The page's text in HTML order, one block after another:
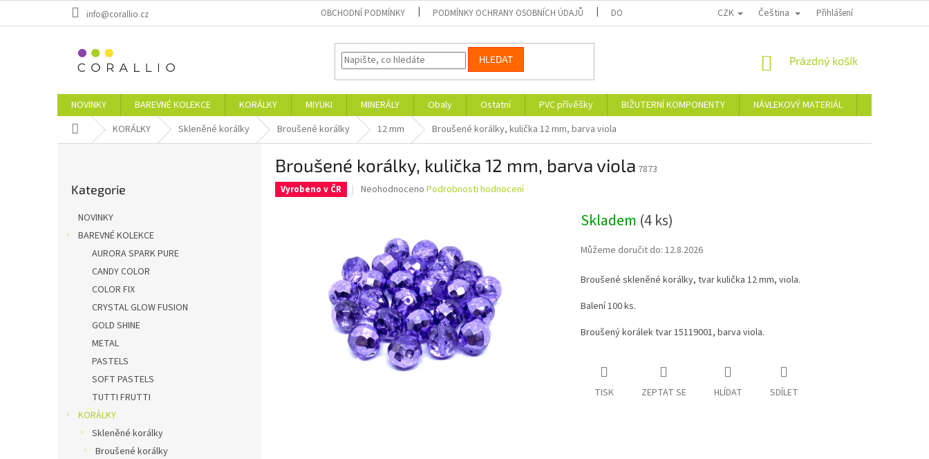
info@corallio.cz OBCHODNÍ PODMÍNKY PODMÍNKY OCHRANY OSOBNÍCH ÚDAJŮ DOPRAVA A PLATBA KONTAKTY REKLAMAČNÍ ŘÁD
CZK Čeština Přihlášení
HLEDAT
NÁKUPNÍ
Prázdný košík
NOVINKY BAREVNÉ KOLEKCE KORÁLKY MIYUKI MINERÁLY Obaly Ostatní PVC přívěšky BIŽUTERNÍ KOMPONENTY NÁVLEKOVÝ MATERIÁL
Skleněné a
Domů KORÁLKY Skleněné korálky Broušené korálky 12 mm Broušené korálky, kulička 12 mm, barva viola
kategorie
Kategorie
NOVINKY
BAREVNÉ KOLEKCE
AURORA SPARK PURE
CANDY COLOR
COLOR FIX
CRYSTAL GLOW FUSION
GOLD SHINE
METAL
PASTELS
SOFT PASTELS
TUTTI FRUTTI
KORÁLKY
Skleněné korálky
Broušené korálky
Broušené korálky, kulička 12 mm, barva viola 7873
Vyrobeno v ČR
Průměrné
z
5
hvězdiček.
Neohodnoceno Podrobnosti hodnocení
Skladem (4 ks)
Můžeme doručit do: 12.8.2026
Broušené skleněné korálky, tvar kulička 12 mm, viola.
Balení 100 ks.
Broušený korálek tvar15119001, barva viola.
TISK ZEPTAT SE HLÍDAT SDÍLET